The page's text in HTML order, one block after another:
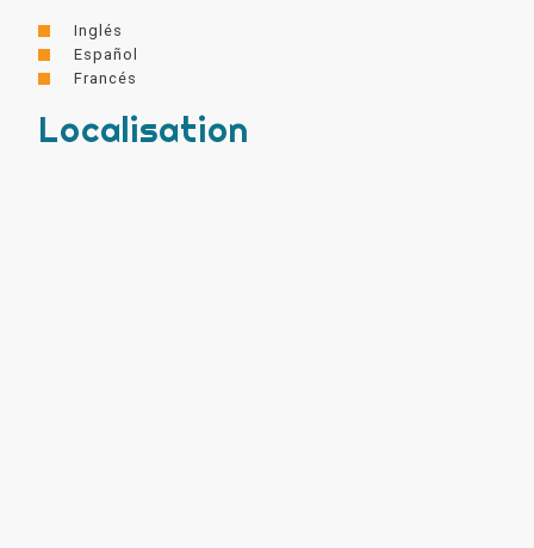
Inglés
Español
Francés
Localisation